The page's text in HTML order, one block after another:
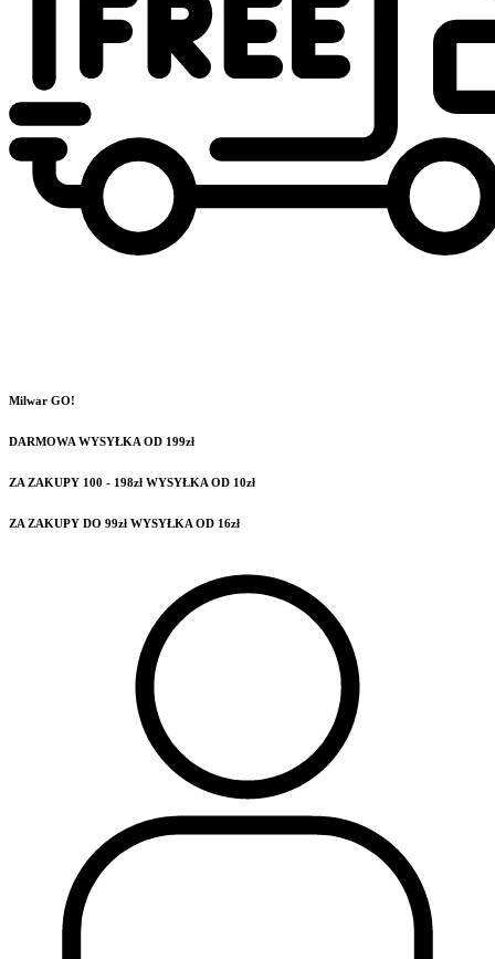
Milwar GO!
DARMOWA WYSYŁKA OD 199zł
ZA ZAKUPY 100 - 198zł WYSYŁKA OD 10zł
ZA ZAKUPY DO 99zł WYSYŁKA OD 16zł